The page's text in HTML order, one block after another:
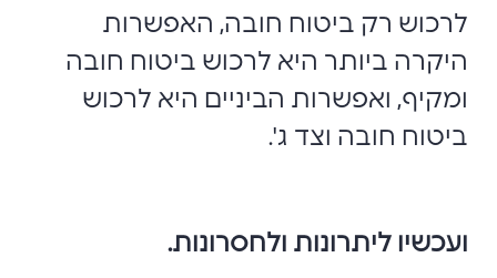
לרכוש רק ביטוח חובה, האפשרות
היקרה ביותר היא לרכוש ביטוח חובה
ומקיף, ואפשרות הביניים היא לרכוש
ביטוח חובה וצד ג'.
ועכשיו ליתרונות ולחסרונות.